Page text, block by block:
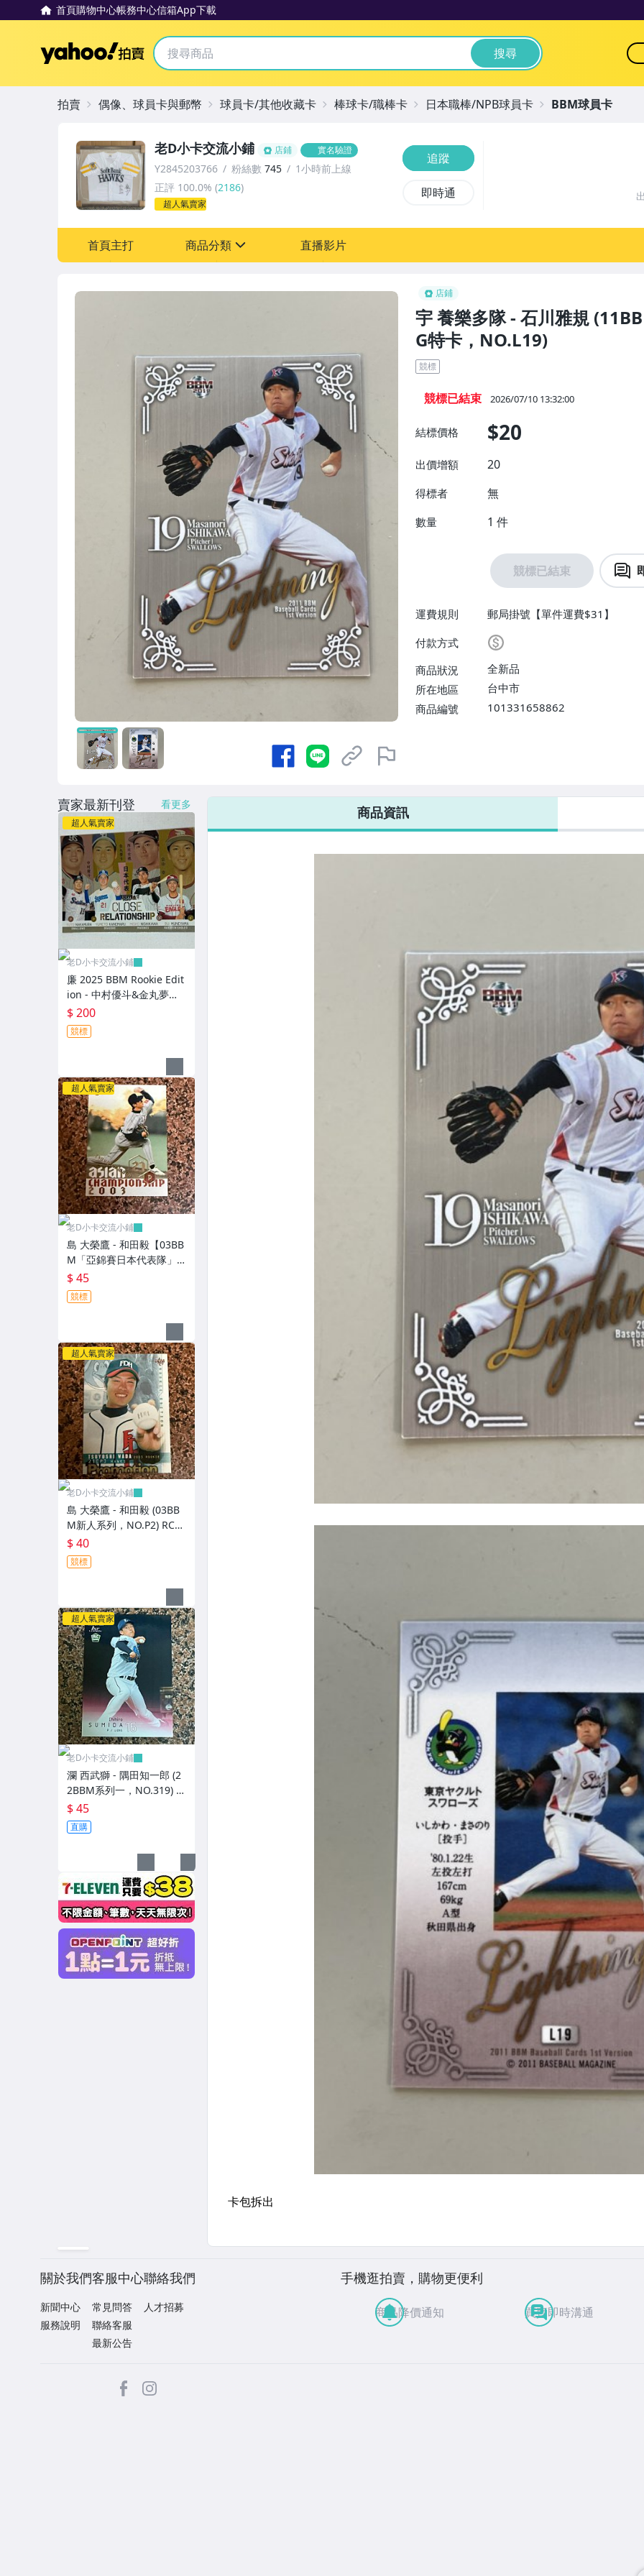
首頁購物中心帳務中心信箱App下載
Yahoo拍賣 搜尋
店鋪
宇 養樂多隊 - 石川雅規
G特卡，NO.L19)
競標
競標已結束 2026/07/10 13:32:00
結標價格 $20
出價增額 20
得標者 無
數量 1 件
競標已結束
運費規則
郵局掛號【單件運費$31】
付款方式
商品狀況
全新品
所在地區
台中市
商品編號
101331658862
老D小卡交流小鋪 店鋪 實名驗證
Y2845203766 粉絲數 745
1小時前上線
正評 100.0% (2186)
超人氣賣家
追蹤
即時通
首頁主打 商品分類 直播影片
拍賣 偶像、球員卡與郵幣 球員卡/其他收藏卡 棒球卡/職棒卡 日本職棒/NPB球員卡 BBM球員卡
商品資訊
賣家最新刊登 看更多
超人氣賣家
老D小卡交流小鋪
廉 2025 BBM Rookie Edit
ion - 中村優斗&金丸夢斗&
西川史礁& 宗山塁 ("日本
代表隊"親密關係特卡，N
O.CR1) RC新人卡
$ 200
競標
超人氣賣家
老D小卡交流小鋪
島 大榮鷹 - 和田毅【03BB
M「亞錦賽日本代表隊」
特卡，NO.AJ10】RC新人
卡
$ 45
競標
超人氣賣家
老D小卡交流小鋪
島 大榮鷹 - 和田毅 (03BB
M新人系列，NO.P2) RC新
人卡 宣傳卡
$ 40
競標
超人氣賣家
老D小卡交流小鋪
瀾 西武獅 - 隅田知一郎 (2
2BBM系列一，NO.319) R
C新人卡
$ 45
直購
關於我們
新聞中心
服務說明
客服中心
常見問答
聯絡客服
最新公告
聯絡我們
人才招募
手機逛拍賣，購物更便利
商品降價通知 買賣即時溝通
facebook